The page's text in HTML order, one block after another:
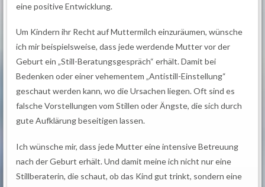
eine positive Entwicklung.
Um Kindern ihr Recht auf Muttermilch einzuräumen, wünsche
ich mir beispielsweise, dass jede werdende Mutter vor der
Geburt ein „Still-Beratungsgespräch“ erhält. Damit bei
Bedenken oder einer vehementem „Antistill-Einstellung“
geschaut werden kann, wo die Ursachen liegen. Oft sind es
falsche Vorstellungen vom Stillen oder Ängste, die sich durch
gute Aufklärung beseitigen lassen.
Ich wünsche mir, dass jede Mutter eine intensive Betreuung
nach der Geburt erhält. Und damit meine ich nicht nur eine
Stillberaterin, die schaut, ob das Kind gut trinkt, sondern eine